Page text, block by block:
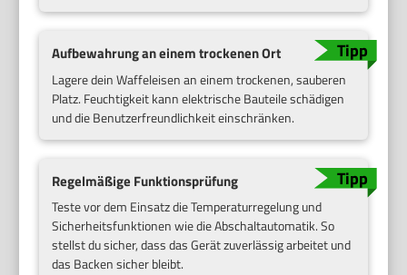
Aufbewahrung an einem trockenen Ort
Lagere dein Waffeleisen an einem trockenen, sauberen
Platz. Feuchtigkeit kann elektrische Bauteile schädigen
und die Benutzerfreundlichkeit einschränken.
Regelmäßige Funktionsprüfung
Teste vor dem Einsatz die Temperaturregelung und
Sicherheitsfunktionen wie die Abschaltautomatik. So
stellst du sicher, dass das Gerät zuverlässig arbeitet und
das Backen sicher bleibt.